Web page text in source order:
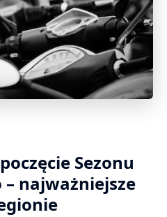
Sezonu
najważniejsze